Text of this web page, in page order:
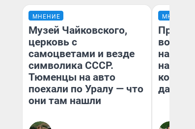
МНЕНИЕ
Музей Чайковского,
церковь с
самоцветами и везде
символика СССР.
Тюменцы на авто
поехали по Уралу — что
они там нашли
МНЕНИЕ
нам
даже